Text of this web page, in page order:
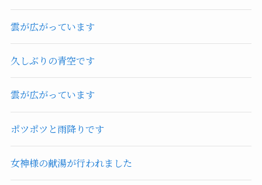
雲が広がっています
久しぶりの青空です
雲が広がっています
ポツポツと雨降りです
女神様の献湯が行われました